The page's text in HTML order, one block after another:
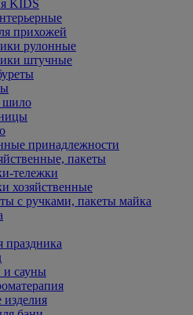
KIDS
прихожей
рулонные
штучные
принадлежности
пакеты
тележки
хозяйственные
с ручками, пакеты майка
праздника
и сауны